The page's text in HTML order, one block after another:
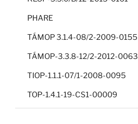
PHARE
TÁMOP 3.1.4-08/2-2009-0155
TÁMOP-3.3.8-12/2-2012-0063
TIOP-1.1.1-07/1-2008-0095
TOP-1.4.1-19-CS1-00009